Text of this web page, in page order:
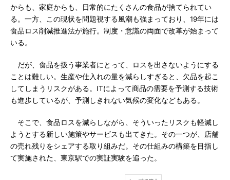
からも、家庭からも、日常的にたくさんの食品が捨てられてい
る。一方、この現状を問題視する風潮も強まっており、19年には
食品ロス削減推進法が施行。制度・意識の両面で改革が始まって
いる。
だが、食品を扱う事業者にとって、ロスを出さないようにする
ことは難しい。生産や仕入れの量を減らしすぎると、欠品を起こ
してしまうリスクがある。ITによって商品の需要を予測する技術
も進歩しているが、予測しきれない気候の変化などもある。
そこで、食品ロスを減らしながら、そういったリスクも軽減し
ようとする新しい施策やサービスも出てきた。その一つが、店舗
の売れ残りをシェアする取り組みだ。その仕組みの構築を目指し
て実施された、東京駅での実証実験を追った。